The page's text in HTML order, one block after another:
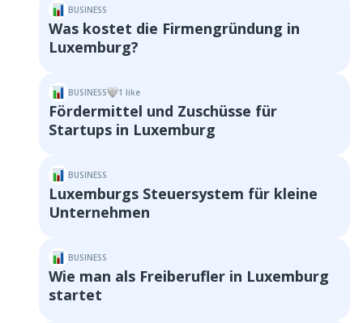
BUSINESS
Was kostet die Firmengründung in
Luxemburg?
BUSINESS 1 like
Fördermittel und Zuschüsse für
Startups in Luxemburg
BUSINESS
Luxemburgs Steuersystem für kleine
Unternehmen
BUSINESS
Wie man als Freiberufler in Luxemburg
startet